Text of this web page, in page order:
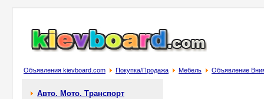
Объявления kievboard.com Покупка/Продажа Мебель Объявление
Авто. Мото. Транспорт